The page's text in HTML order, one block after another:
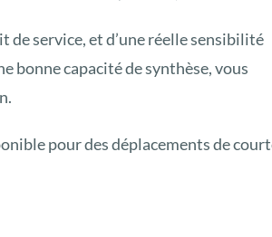
de service, et d’une réelle sensibilité
bonne capacité de synthèse, vous
pour des déplacements de